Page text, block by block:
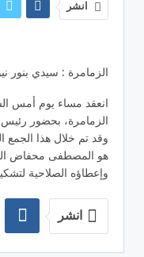
انشر
الزمامرة : سيدي بنور
الزمامرة، بحضور رئيس
وقد تم خلال هذا الجمع
هو المصطفى محفاض الذي
وإعطاؤه الصلاحية
انشر